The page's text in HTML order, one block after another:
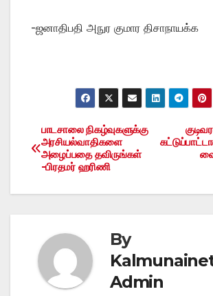
-ஜனாதிபதி அநுர குமார திசாநாயக்க
Post
navigation
பாடசாலை நிகழ்வுகளுக்கு
அரசியல்வாதிகளை
அழைப்பதை தவிருங்கள்
-பிரதமர் ஹரிணி
By
Admin